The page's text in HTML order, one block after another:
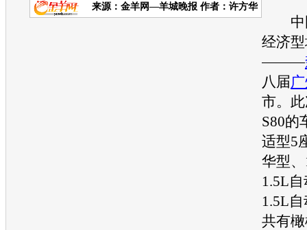
来源： 金羊网—羊城晚报 作者：许方华
中
经济
———
八届
市。
S80的
适型5
华型
1.5L
1.5L
共有